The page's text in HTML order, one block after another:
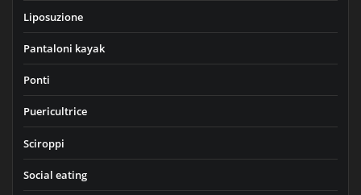
Liposuzione
Pantaloni kayak
Ponti
Puericultrice
Sciroppi
Social eating